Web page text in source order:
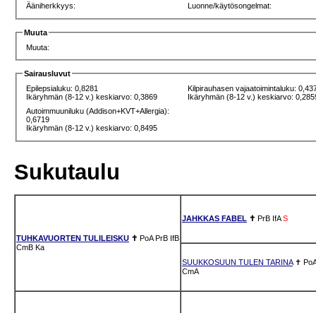
Ääniherkkyys:
Luonne/käytösongelmat:
Muuta
Muuta:
Sairausluvut
Epilepsialuku: 0,8281
Ikäryhmän (8-12 v.) keskiarvo: 0,3869
Kilpirauhasen vajaatoimintaluku:
Ikäryhmän (8-12 v.) keskiarvo:
Autoimmuuniluku (Addison+KVT+Allergia):
0,6719
Ikäryhmän (8-12 v.) keskiarvo: 0,8495
Sukutaulu
TUHKAVUORTEN TULILEISKU ✝ PoA PrB IfB
CmB Ka
JAHKKAS FABEL ✝ PrB IfA S
SUUKKOSUUN TULEN TARINA✝ PoA
CmA